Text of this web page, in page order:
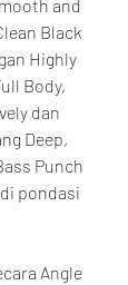
and
Black
Highly
Body,
dan
Deep,
Punch
pondasi
Angle